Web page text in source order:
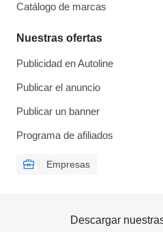
Catálogo de marcas
Nuestras ofertas
Publicidad en Autoline
Publicar el anuncio
Publicar un banner
Programa de afiliados
Empresas
Descargar